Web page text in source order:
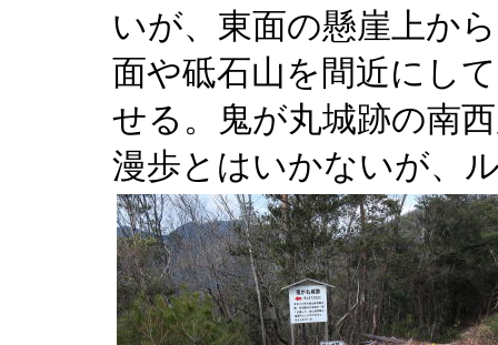
いが、東面の懸崖上か
面や砥石山を間近にし
せる。鬼が丸城跡の南
漫歩とはいかないが、